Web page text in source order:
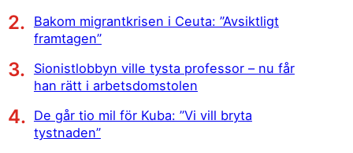
Bakom migrantkrisen i Ceuta: ”Avsiktligt
framtagen”
Sionistlobbyn ville tysta professor – nu får
han rätt i arbetsdomstolen
De går tio mil för Kuba: ”Vi vill bryta
tystnaden”